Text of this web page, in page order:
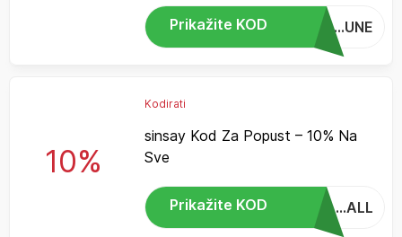
Prikažite KOD ...UNE
10%
Kodirati
sinsay Kod Za Popust – 10% Na
Sve
Prikažite KOD ...ALL